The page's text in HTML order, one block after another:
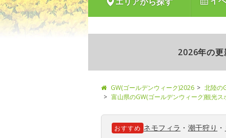
2026年の更
GW(ゴールデンウィーク)2026 北陸の
富山県のGW(ゴールデンウィーク)観光ス
おすすめ ネモフィラ ・ 潮干狩り ・